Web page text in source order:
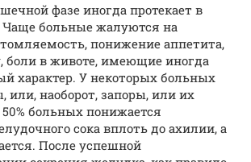
фазе иногда протекает в
Чаще больные жалуются на
понижение аппетита,
боли в животе, имеющие иногда
характер. У некоторых больных
или, наоборот, запоры, или их
больных понижается
сока вплоть до ахилии, а
После успешной